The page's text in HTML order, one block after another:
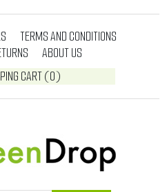
TERMS AND CONDITIONS
ABOUT US
CART(0)